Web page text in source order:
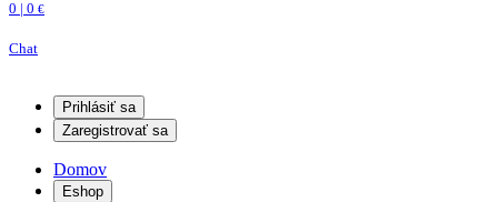
0 | 0 €
Chat
Prihlásiť sa
Zaregistrovať sa
Domov
Eshop